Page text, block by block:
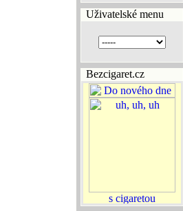
Uživatelské menu
Bezcigaret.cz